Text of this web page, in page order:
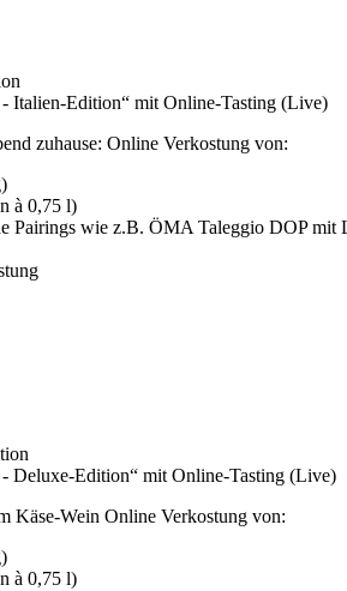
Italien-Edition“ mit Online-Tasting (Live)
zuhause: Online Verkostung von:
à 0,75 l)
Pairings wie z.B. ÖMA Taleggio DOP
Deluxe-Edition“ mit Online-Tasting (Live)
Käse-Wein Online Verkostung von:
à 0,75 l)